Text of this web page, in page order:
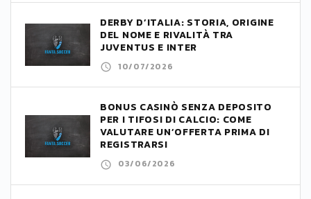
DERBY D’ITALIA: STORIA, ORIGINE
DEL NOME E RIVALITÀ TRA
JUVENTUS E INTER
10/07/2026
BONUS CASINÒ SENZA DEPOSITO
PER I TIFOSI DI CALCIO: COME
VALUTARE UN’OFFERTA PRIMA DI
REGISTRARSI
03/06/2026